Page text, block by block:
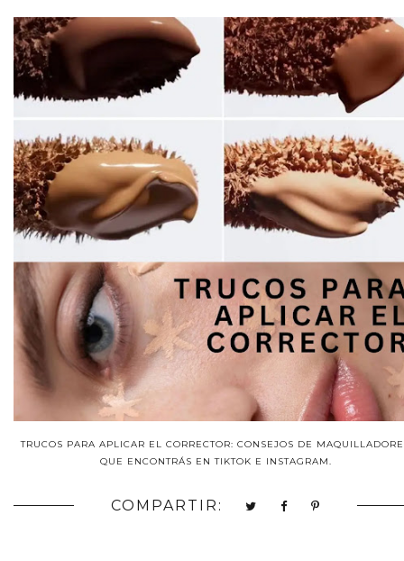
TRUCOS PARA APLICAR EL CORRECTOR: CONSEJOS DE
QUE ENCONTRÁS EN TIKTOK E INSTAGRAM.
COMPARTIR: